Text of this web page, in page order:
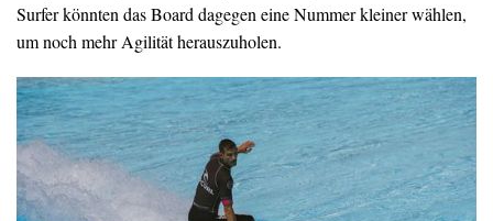
Surfer könnten das Board dagegen eine Nummer kleiner wählen,
um noch mehr Agilität herauszuholen.